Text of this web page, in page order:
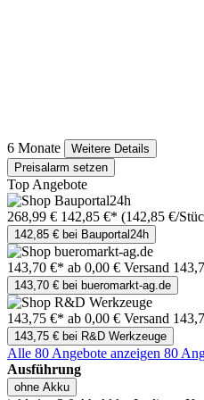
6 Monate
Weitere Details
Preisalarm setzen
Top Angebote
268,99 € 142,85 €* (142,85 €/
142,85 € bei Bauportal24h
143,70 €* ab 0,00 € Versand
143,70 € bei bueromarkt-ag.de
143,75 €* ab 0,00 € Versand
143,75 € bei R&D Werkzeuge
Alle 80 Angebote anzeigen 80
Ausführung
ohne Akku